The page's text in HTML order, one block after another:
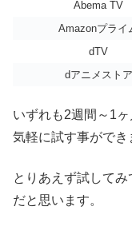
Abema TV
Amazonプライ
dTV
dアニメストア
いずれも2週間～1
気軽に試す事ができ
とりあえず試して
だと思います。